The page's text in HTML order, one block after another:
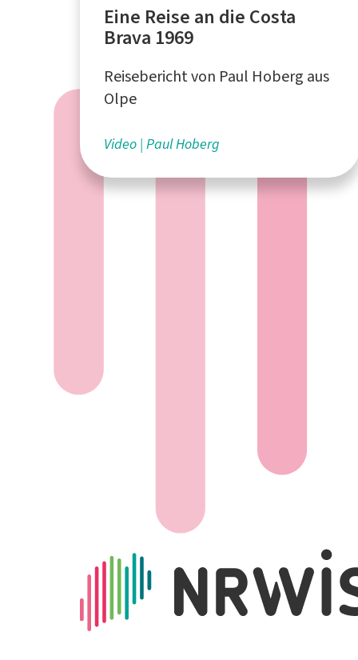
Eine Reise an die Costa
Brava 1969
Reisebericht von Paul Hoberg aus
Olpe
Video Paul Hoberg